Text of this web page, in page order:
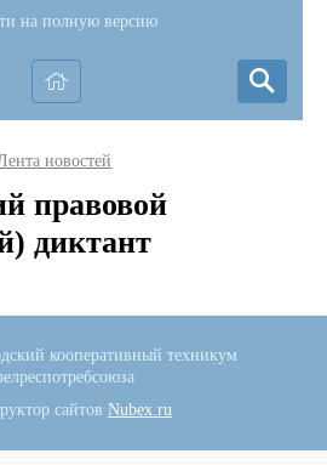
на полную версию
новостей
правовой
диктант
кооперативный техникум
сайтов Nubex.ru